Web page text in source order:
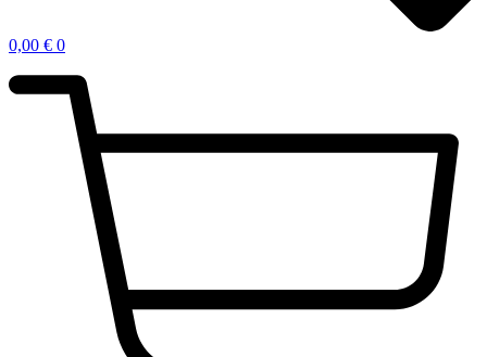
0,00 € 0